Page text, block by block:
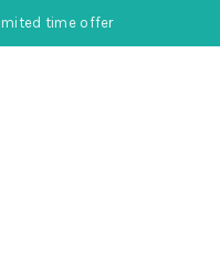
time offer